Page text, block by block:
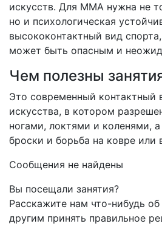
искусств. Для ММА нужна не
но и психологическая
высококонтактный вид
может быть опасным и
Чем полезны
Это современный контактный
искусства, в котором
ногами, локтями и коленями,
броски и борьба на ковре или
Сообщения не найдены
Вы посещали занятия?
Расскажите нам что-нибудь
другим принять правильное